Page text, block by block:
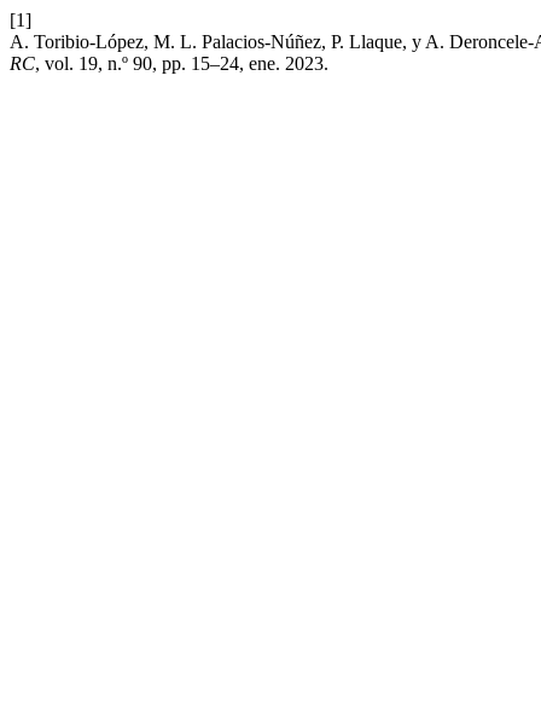
[1]
A. Toribio-López, M. L. Palacios-Núñez, P. Llaque, y A.
RC, vol. 19, n.º 90, pp. 15–24, ene. 2023.